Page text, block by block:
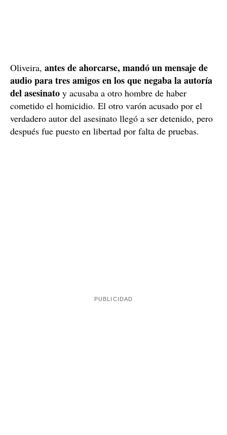
Oliveira, antes de ahorcarse, mandó un mensaje de
audio para tres amigos en los que negaba la autoría
del asesinato y acusaba a otro hombre de haber
cometido el homicidio. El otro varón acusado por el
verdadero autor del asesinato llegó a ser detenido, pero
después fue puesto en libertad por falta de pruebas.